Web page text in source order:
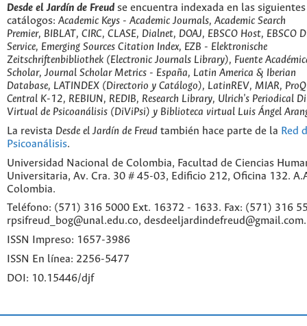
Desde el Jardín de Freud se encuentra indexada en las
catálogos: Academic Keys - Academic Journals, Academic Search
Premier, BIBLAT, CIRC, CLASE, Dialnet, DOAJ, EBSCO Host, EBSCO
Service, Emerging Sources Citation Index, EZB - Elektronische
Zeitschriftenbibliothek (Electronic Journals Library), Fuente
Scholar, Journal Scholar Metrics - España, Latin America & Iberian
Database, LATINDEX (Directorio y Catálogo), LatinREV, MIAR,
Central K-12, REBIUN, REDIB, Research Library, Ulrich's Periodical
Virtual de Psicoanálisis (DiViPsi) y Biblioteca virtual Luis Ángel
La revista Desde el Jardín de Freud también hace parte de la Red
Psicoanálisis.
Universidad Nacional de Colombia, Facultad de Ciencias
Universitaria, Av. Cra. 30 # 45-03, Edificio 212, Oficina 132.
Colombia.
Teléfono: (571) 316 5000 Ext. 16372 - 1633. Fax: (571) 316
rpsifreud_bog@unal.edu.co, desdeeljardindefreud@gmail.com.
ISSN Impreso: 1657-3986
ISSN En línea: 2256-5477
DOI: 10.15446/djf